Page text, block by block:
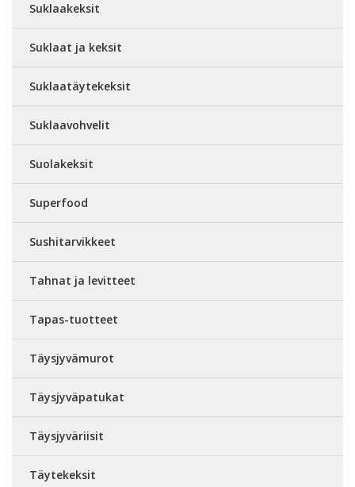
Suklaakeksit
Suklaat ja keksit
Suklaatäytekeksit
Suklaavohvelit
Suolakeksit
Superfood
Sushitarvikkeet
Tahnat ja levitteet
Tapas-tuotteet
Täysjyvämurot
Täysjyväpatukat
Täysjyväriisit
Täytekeksit